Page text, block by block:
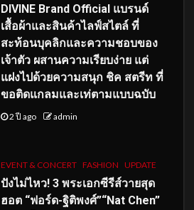
DIVINE Brand Official แบรนด์
เสื้อผ้าและสินค้าไลฟ์สไตล์ ที่
สะท้อนบุคลิกและความชอบของ
เจ้าตัว ผสานความเรียบง่าย แต่
แฝงไปด้วยความสนุก ชิค สตรีท ที่
ขอติดแกลมและเท่ตามแบบฉบับ
2 ปี ago admin
EVENT & CONCERT FASHION UPDATE
ปังไม่ไหว! 3 พระเอกซีรีส์วายสุด
ฮอต “ฟอร์ด-ฐิติพงศ์”“Nat Chen”